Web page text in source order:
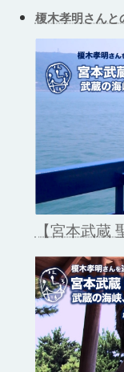
榎木孝明さんと
【宮本武蔵